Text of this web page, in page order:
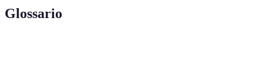
Glossario